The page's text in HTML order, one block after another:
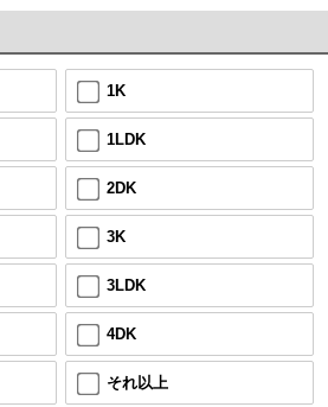
1K
1LDK
2DK
3K
3LDK
4DK
それ以上